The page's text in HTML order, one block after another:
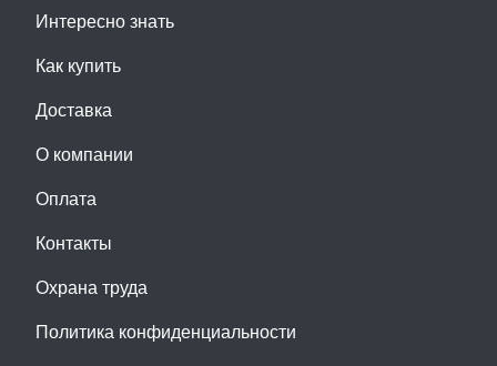
Интересно знать
Как купить
Доставка
О компании
Оплата
Контакты
Охрана труда
Политика конфиденциальности